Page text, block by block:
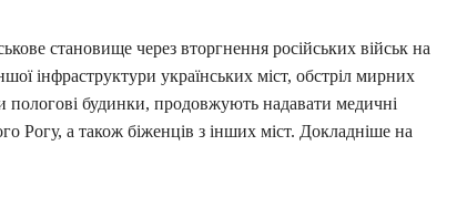
становище через вторгнення російських військ на
інфраструктури українських міст, обстріл мирних
будинки, продовжують надавати медичні
Рогу, а також біженців з інших міст. Докладніше на